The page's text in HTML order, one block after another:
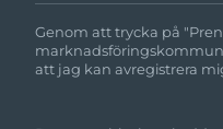
Genom att trycka på
att jag kan avregistrera